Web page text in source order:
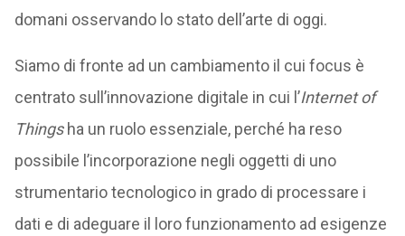
domani osservando lo stato dell’arte di oggi.
Siamo di fronte ad un cambiamento il cui focus è
centrato sull’innovazione digitale in cui l’Internet of
Thingsha un ruolo essenziale, perché ha reso
possibile l’incorporazione negli oggetti di uno
strumentario tecnologico in grado di processare i
dati e di adeguare il loro funzionamento ad esigenze